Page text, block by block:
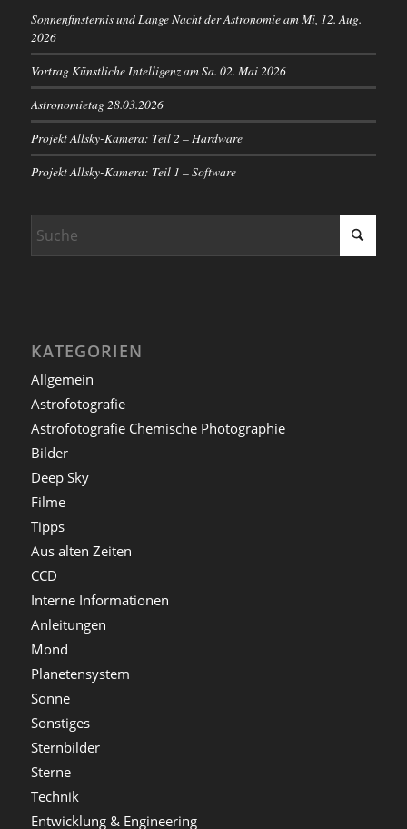
Sonnenfinsternis und Lange Nacht der Astronomie am Mi, 12. Aug.
2026
Vortrag Künstliche Intelligenz am Sa. 02. Mai 2026
Astronomietag 28.03.2026
Projekt Allsky-Kamera: Teil 2 – Hardware
Projekt Allsky-Kamera: Teil 1 – Software
KATEGORIEN
Allgemein
Astrofotografie
Astrofotografie Chemische Photographie
Bilder
Deep Sky
Filme
Tipps
Aus alten Zeiten
CCD
Interne Informationen
Anleitungen
Mond
Planetensystem
Sonne
Sonstiges
Sternbilder
Sterne
Technik
Entwicklung & Engineering